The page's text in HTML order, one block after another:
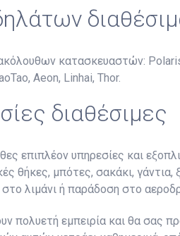
κατασκευαστών:
Aeon, Linhai, Thor.
διαθέσιμες
επιπλέον υπηρεσίες και
θήκες, μπότες, σακάκι,
λιμάνι ή παράδοση στο
πολυετή εμπειρία και θα σας